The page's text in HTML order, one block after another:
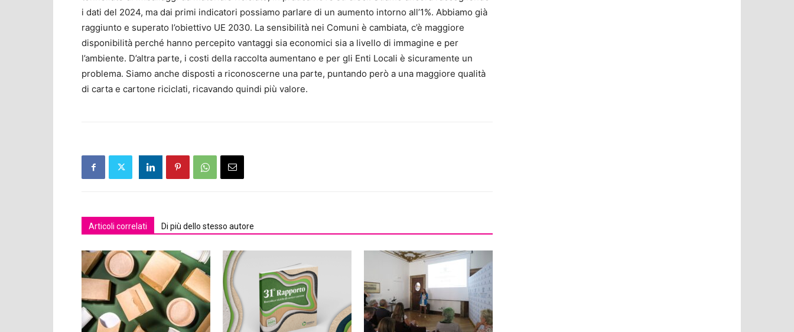
i dati del 2024, ma dai primi indicatori possiamo parlare di un aumento intorno all’1%. Abbiamo già
raggiunto e superato l’obiettivo UE 2030. La sensibilità nei Comuni è cambiata, c’è maggiore
disponibilità perché hanno percepito vantaggi sia economici sia a livello di immagine e per
l’ambiente. D’altra parte, i costi della raccolta aumentano e per gli Enti Locali è sicuramente un
problema. Siamo anche disposti a riconoscerne una parte, puntando però a una maggiore qualità
di carta e cartone riciclati, ricavando quindi più valore.
Articoli correlati Di più dello stesso autore